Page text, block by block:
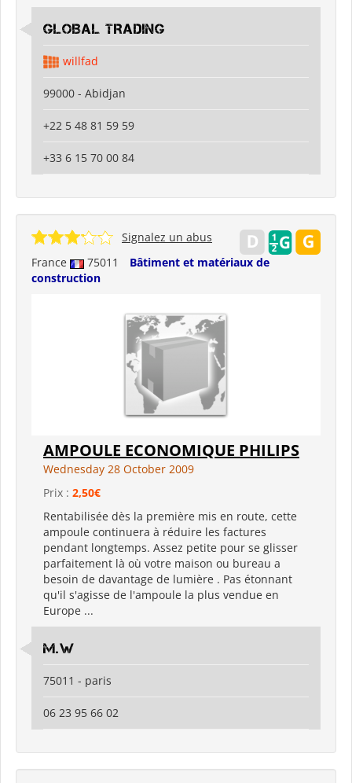
GLOBAL TRADING
willfad
99000 - Abidjan
+22 5 48 81 59 59
+33 6 15 70 00 84
France 75011
Bâtiment et matériaux de
construction
Signalez un abus
AMPOULE ECONOMIQUE PHILIPS
Wednesday 28 October 2009
Prix : 2,50€
Rentabilisée dès la première mis en route, cette
ampoule continuera à réduire les factures
pendant longtemps. Assez petite pour se glisser
parfaitement là où votre maison ou bureau a
besoin de davantage de lumière . Pas étonnant
qu'il s'agisse de l'ampoule la plus vendue en
Europe ...
M.W
75011 - paris
06 23 95 66 02